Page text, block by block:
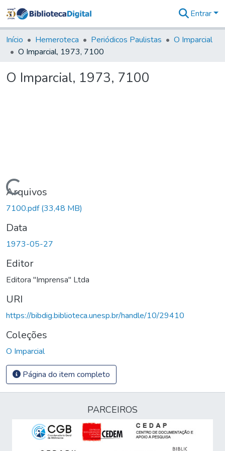
&
Coleções
Tudo na
Digital
Entrar
Início Hemeroteca Periódicos Paulistas
O Imparcial
O Imparcial, 1973, 7100
O Imparcial, 1973, 7100
Carregando...
Arquivos
7100.pdf(33,48 MB)
Data
1973-05-27
Editor
Editora "Imprensa" Ltda
URI
https://bibdig.biblioteca.unesp.br/handle/10/29410
Coleções
O Imparcial
Página do item completo
PARCEIROS